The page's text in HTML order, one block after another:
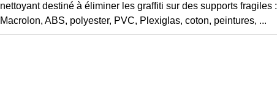
nettoyant destiné à éliminer les graffiti sur des supports fragiles :
Macrolon, ABS, polyester, PVC, Plexiglas, coton, peintures, ...